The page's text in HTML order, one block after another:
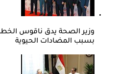
بسبب المضادات الحيوية